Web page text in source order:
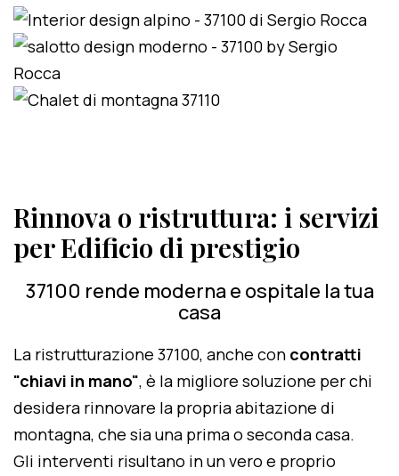
Rinnova o ristruttura: i servizi
per Edificio di prestigio
37100 rende moderna e ospitale la tua
casa
La ristrutturazione 37100, anche con contratti
"chiavi in mano", è la migliore soluzione per chi
desidera rinnovare la propria abitazione di
montagna, che sia una prima o seconda casa.
Gli interventi risultano in un vero e proprio